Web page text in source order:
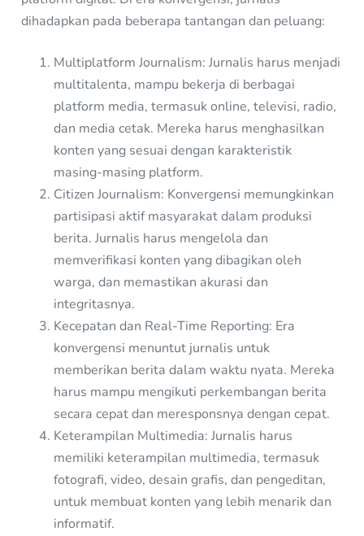
dihadapkan pada beberapa tantangan dan peluang:
Multiplatform Journalism: Jurnalis harus menjadi
multitalenta, mampu bekerja di berbagai
platform media, termasuk online, televisi, radio,
dan media cetak. Mereka harus menghasilkan
konten yang sesuai dengan karakteristik
masing-masing platform.
Citizen Journalism: Konvergensi memungkinkan
partisipasi aktif masyarakat dalam produksi
berita. Jurnalis harus mengelola dan
memverifikasi konten yang dibagikan oleh
warga, dan memastikan akurasi dan
integritasnya.
Kecepatan dan Real-Time Reporting: Era
konvergensi menuntut jurnalis untuk
memberikan berita dalam waktu nyata. Mereka
harus mampu mengikuti perkembangan berita
secara cepat dan meresponsnya dengan cepat.
Keterampilan Multimedia: Jurnalis harus
memiliki keterampilan multimedia, termasuk
fotografi, video, desain grafis, dan pengeditan,
untuk membuat konten yang lebih menarik dan
informatif.